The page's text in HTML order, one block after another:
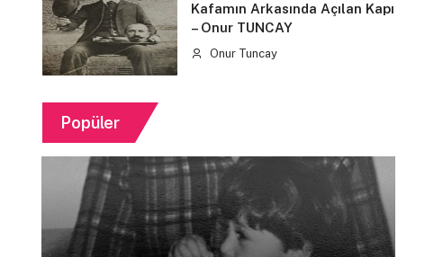
Kafamın Arkasında Açılan Kapı
– Onur TUNCAY
Onur Tuncay
Popüler